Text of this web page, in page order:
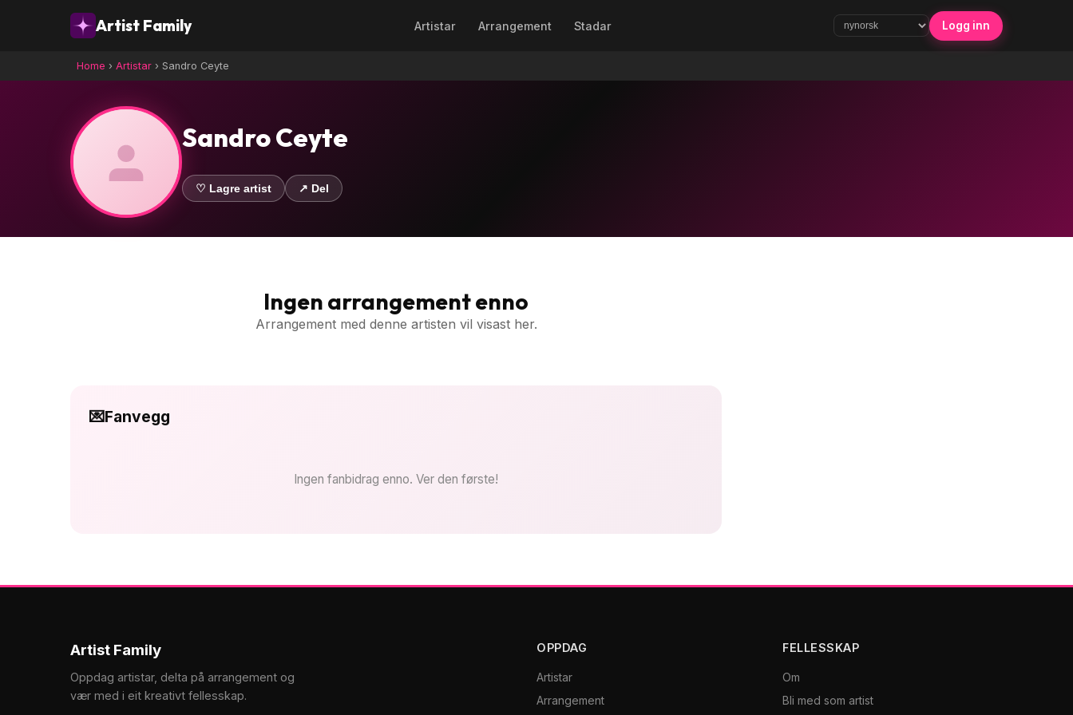
Artist Family Artistar Arrangement Stadar Logg inn
Home › Artistar › Sandro Ceyte
Sandro Ceyte
♡ Lagre artist ↗ Del
Ingen arrangement enno
Arrangement med denne artisten vil visast her.
💌Fanvegg
Ingen fanbidrag enno. Ver den første!
Artist Family
Oppdag artistar, delta på arrangement og
vær med i eit kreativt fellesskap.
OPPDAG
Artistar
Arrangement
FELLESSKAP
Om
Bli med som artist